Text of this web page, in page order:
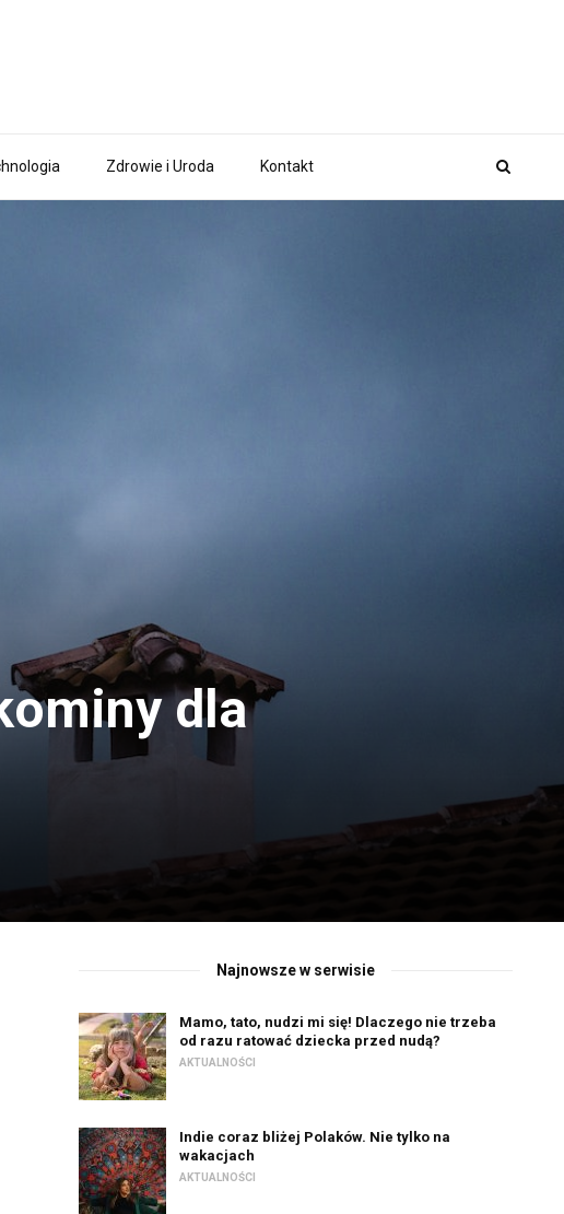
Zdrowie i Uroda Kontakt
dla
Najnowsze w serwisie
Mamo, tato, nudzi mi się! Dlaczego nie trzeba
od razu ratować dziecka przed nudą?
AKTUALNOŚCI
Indie coraz bliżej Polaków. Nie tylko na
wakacjach
AKTUALNOŚCI